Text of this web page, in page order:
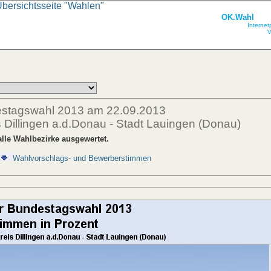
OK.Wahl
"Wahlen"
2013 am 22.09.2013
a.d.Donau - Stadt Lauingen (Donau)
Wahlbezirke ausgewertet.
Wahlvorschlags- und Bewerberstimmen